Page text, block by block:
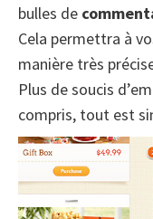
bulles de
Cela permettra à
manière très
Plus de soucis
compris, tout est